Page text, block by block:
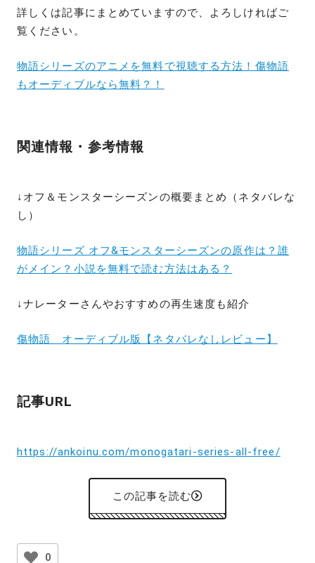
詳しくは記事にまとめていますので、よろしければご
覧ください。
物語シリーズのアニメを無料で視聴する方法！傷物語
もオーディブルなら無料？！
関連情報・参考情報
↓オフ＆モンスターシーズンの概要まとめ（ネタバレな
し）
物語シリーズ オフ&モンスターシーズンの原作は？誰
がメイン？小説を無料で読む方法はある？
↓ナレーターさんやおすすめの再生速度も紹介
傷物語 オーディブル版【ネタバレなしレビュー】
記事URL
https://ankoinu.com/monogatari-series-all-free/
この記事を読む
0